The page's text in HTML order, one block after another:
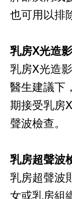
也可用以排
乳房X光造影
乳房X光造
醫生建議下
期接受乳房
聲波檢查。
乳房超聲波
乳房超聲波
女或乳房組